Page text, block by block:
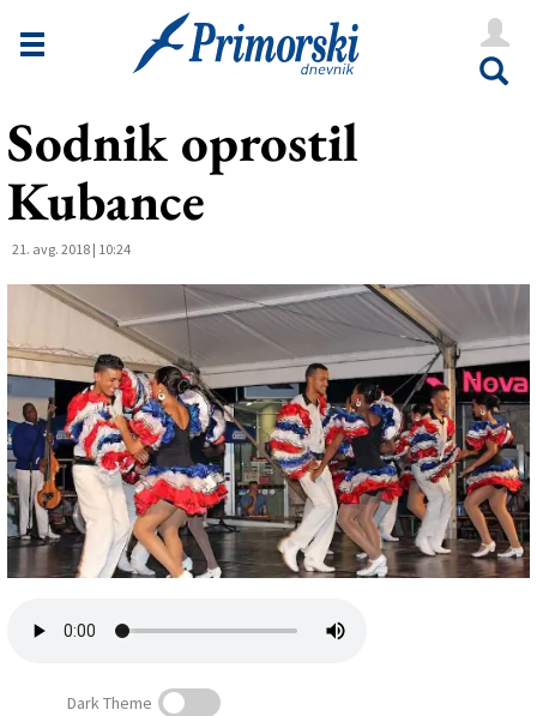
Novice
Goriška
Kultura
Še
Vreme
V Kioskih
Uredništvo
Oglasi
Založnik
Sodnik oprostil
Kubance
21. avg. 2018 | 10:24
Dark Theme